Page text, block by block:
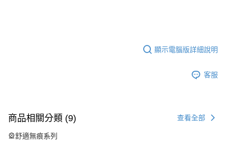
顯示電腦版詳細說明
客服
商品相關分類 (9) 查看全部
🎡舒適無痕系列